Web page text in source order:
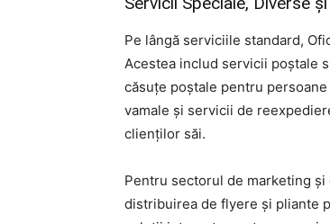
Pe lângă serviciile standard,
Acestea includ servicii poștale
căsuțe poștale pentru
vamale și servicii de
clienților săi.
Pentru sectorul de marketing
distribuirea de flyere și pliante